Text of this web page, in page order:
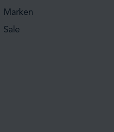
Marken
Sale